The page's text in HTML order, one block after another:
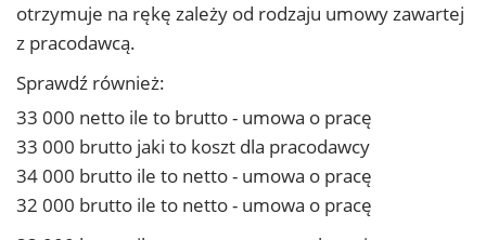
otrzymuje na rękę zależy od rodzaju umowy zawartej
z pracodawcą.
Sprawdź również:
33 000 netto ile to brutto - umowa o pracę
33 000 brutto jaki to koszt dla pracodawcy
34 000 brutto ile to netto - umowa o pracę
32 000 brutto ile to netto - umowa o pracę